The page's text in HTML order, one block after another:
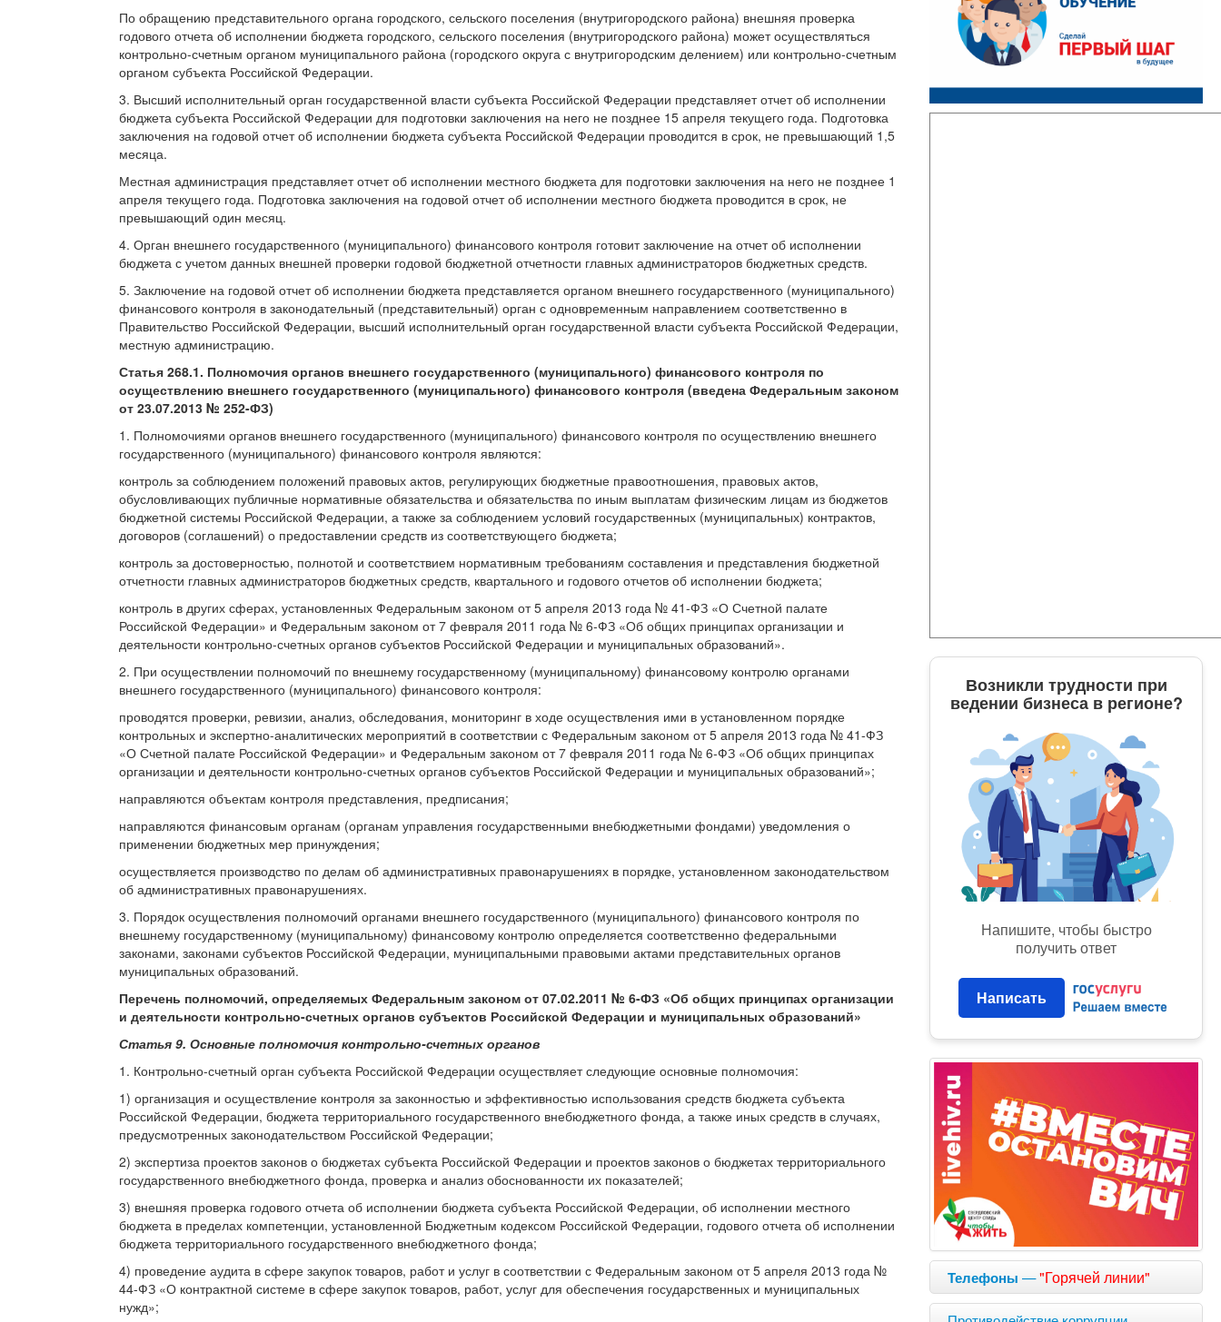
По обращению представительного органа городского, сельского поселения (внутригородского района) внешняя проверка
годового отчета об исполнении бюджета городского, сельского поселения (внутригородского района) может осуществляться
контрольно-счетным органом муниципального района (городского округа с внутригородским делением) или контрольно-счетным
органом субъекта Российской Федерации.
3. Высший исполнительный орган государственной власти субъекта Российской Федерации представляет отчет об исполнении
бюджета субъекта Российской Федерации для подготовки заключения на него не позднее 15 апреля текущего года. Подготовка
заключения на годовой отчет об исполнении бюджета субъекта Российской Федерации проводится в срок, не превышающий 1,5
месяца.
Местная администрация представляет отчет об исполнении местного бюджета для подготовки заключения на него не позднее 1
апреля текущего года. Подготовка заключения на годовой отчет об исполнении местного бюджета проводится в срок, не
превышающий один месяц.
4. Орган внешнего государственного (муниципального) финансового контроля готовит заключение на отчет об исполнении
бюджета с учетом данных внешней проверки годовой бюджетной отчетности главных администраторов бюджетных средств.
5. Заключение на годовой отчет об исполнении бюджета представляется органом внешнего государственного (муниципального)
финансового контроля в законодательный (представительный) орган с одновременным направлением соответственно в
Правительство Российской Федерации, высший исполнительный орган государственной власти субъекта Российской Федерации,
местную администрацию.
Статья 268.1. Полномочия органов внешнего государственного (муниципального) финансового контроля по
осуществлению внешнего государственного (муниципального) финансового контроля (введена Федеральным законом
от 23.07.2013 № 252-ФЗ)
1. Полномочиями органов внешнего государственного (муниципального) финансового контроля по осуществлению внешнего
государственного (муниципального) финансового контроля являются:
контроль за соблюдением положений правовых актов, регулирующих бюджетные правоотношения, правовых актов,
обусловливающих публичные нормативные обязательства и обязательства по иным выплатам физическим лицам из бюджетов
бюджетной системы Российской Федерации, а также за соблюдением условий государственных (муниципальных) контрактов,
договоров (соглашений) о предоставлении средств из соответствующего бюджета;
контроль за достоверностью, полнотой и соответствием нормативным требованиям составления и представления бюджетной
отчетности главных администраторов бюджетных средств, квартального и годового отчетов об исполнении бюджета;
контроль в других сферах, установленных Федеральным законом от 5 апреля 2013 года № 41-ФЗ «О Счетной палате
Российской Федерации» и Федеральным законом от 7 февраля 2011 года № 6-ФЗ «Об общих принципах организации и
деятельности контрольно-счетных органов субъектов Российской Федерации и муниципальных образований».
2. При осуществлении полномочий по внешнему государственному (муниципальному) финансовому контролю органами
внешнего государственного (муниципального) финансового контроля:
проводятся проверки, ревизии, анализ, обследования, мониторинг в ходе осуществления ими в установленном порядке
контрольных и экспертно-аналитических мероприятий в соответствии с Федеральным законом от 5 апреля 2013 года № 41-ФЗ
«О Счетной палате Российской Федерации» и Федеральным законом от 7 февраля 2011 года № 6-ФЗ «Об общих принципах
организации и деятельности контрольно-счетных органов субъектов Российской Федерации и муниципальных образований»;
направляются объектам контроля представления, предписания;
направляются финансовым органам (органам управления государственными внебюджетными фондами) уведомления о
применении бюджетных мер принуждения;
осуществляется производство по делам об административных правонарушениях в порядке, установленном законодательством
об административных правонарушениях.
3. Порядок осуществления полномочий органами внешнего государственного (муниципального) финансового контроля по
внешнему государственному (муниципальному) финансовому контролю определяется соответственно федеральными
законами, законами субъектов Российской Федерации, муниципальными правовыми актами представительных органов
муниципальных образований.
Перечень полномочий, определяемых Федеральным законом от 07.02.2011 № 6-ФЗ «Об общих принципах организации
и деятельности контрольно-счетных органов субъектов Российской Федерации и муниципальных образований»
Статья 9. Основные полномочия контрольно-счетных органов
1. Контрольно-счетный орган субъекта Российской Федерации осуществляет следующие основные полномочия:
1) организация и осуществление контроля за законностью и эффективностью использования средств бюджета субъекта
Российской Федерации, бюджета территориального государственного внебюджетного фонда, а также иных средств в случаях,
предусмотренных законодательством Российской Федерации;
2) экспертиза проектов законов о бюджетах субъекта Российской Федерации и проектов законов о бюджетах территориального
государственного внебюджетного фонда, проверка и анализ обоснованности их показателей;
3) внешняя проверка годового отчета об исполнении бюджета субъекта Российской Федерации, об исполнении местного
бюджета в пределах компетенции, установленной Бюджетным кодексом Российской Федерации, годового отчета об исполнении
бюджета территориального государственного внебюджетного фонда;
4) проведение аудита в сфере закупок товаров, работ и услуг в соответствии с Федеральным законом от 5 апреля 2013 года №
44-ФЗ «О контрактной системе в сфере закупок товаров, работ, услуг для обеспечения государственных и муниципальных
нужд»;
Возникли трудности при
ведении бизнеса в регионе?
Напишите, чтобы быстро
получить ответ
Написать
Телефоны —"Горячей линии"